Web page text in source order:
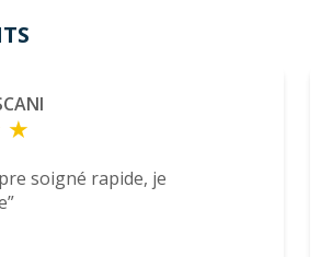
soigné rapide, je